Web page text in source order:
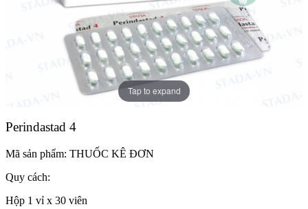
Tap to expand
Perindastad 4
Mã sản phẩm: THUỐC KÊ ĐƠN
Quy cách:
Hộp 1 vỉ x 30 viên